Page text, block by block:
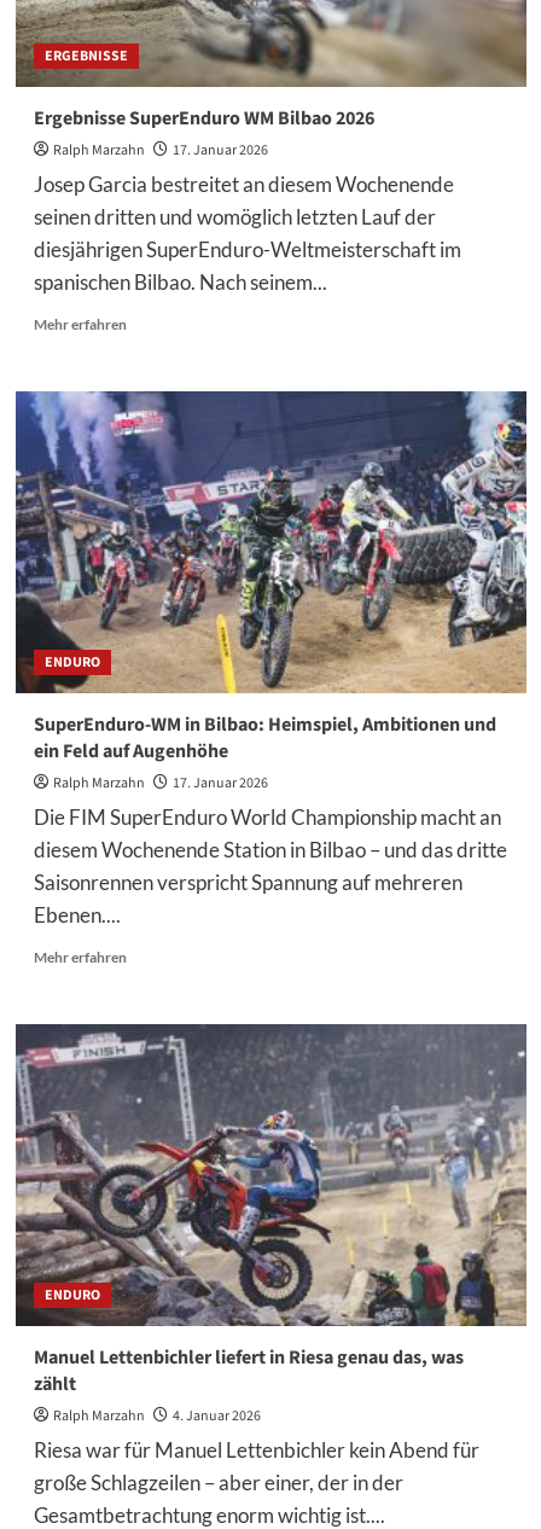
Nachsicht
ERGEBNISSE
Ergebnisse SuperEnduro WM Bilbao 2026
Ralph Marzahn 17. Januar 2026
Josep Garcia bestreitet an diesem Wochenende
seinen dritten und womöglich letzten Lauf der
diesjährigen SuperEnduro-Weltmeisterschaft im
spanischen Bilbao. Nach seinem...
Mehr erfahrenMehr
Ergebnisse
SuperEnduro
WM
Bilbao
2026
ENDURO
SuperEnduro-WM in Bilbao: Heimspiel, Ambitionen und
ein Feld auf Augenhöhe
Ralph Marzahn 17. Januar 2026
Die FIM SuperEnduro World Championship macht an
diesem Wochenende Station in Bilbao – und das dritte
Saisonrennen verspricht Spannung auf mehreren
Ebenen....
Mehr erfahrenMehr
SuperEnduro-
WM
Bilbao:
Heimspiel,
Ambitionen
und
ein
Feld
auf
Augenhöhe
ENDURO
Manuel Lettenbichler liefert in Riesa genau das, was
zählt
Ralph Marzahn 4. Januar 2026
Riesa war für Manuel Lettenbichler kein Abend für
große Schlagzeilen – aber einer, der in der
Gesamtbetrachtung enorm wichtig ist....